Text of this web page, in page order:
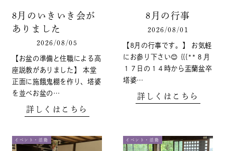
8月のいきいき会が
ありました
2026/08/05
【お盆の準備と住職による高
座説教がありました】 本堂
正面に施餓鬼棚を作り、塔婆
を並べお盆の…
詳しくはこちら
8月の行事
2026/08/01
【8月の行事です。】 お気軽
にお参り下さい😊 {{{**８月
１７日の１４時から盂蘭盆卒
塔婆…
詳しくはこちら
イベント・活動 イベント・活動